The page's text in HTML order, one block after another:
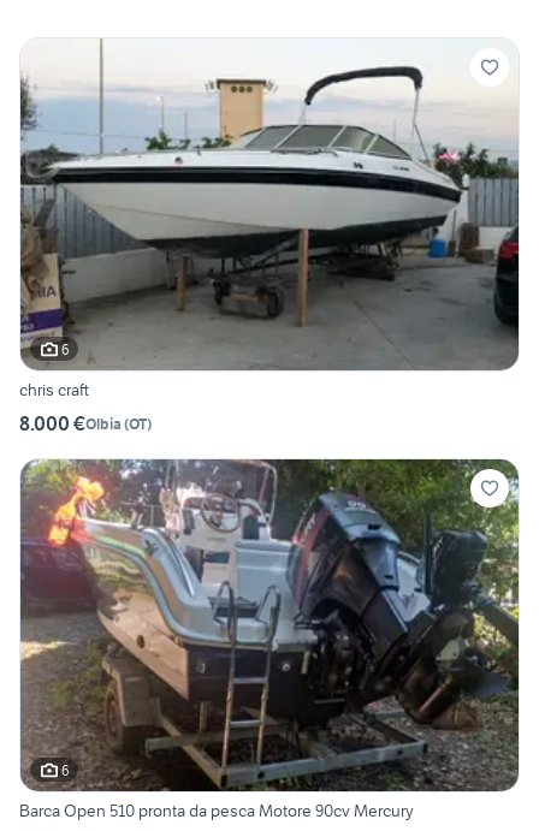
6
chris craft
8.000 €Olbia (OT)
6
Barca Open 510 pronta da pesca Motore 90cv Mercury